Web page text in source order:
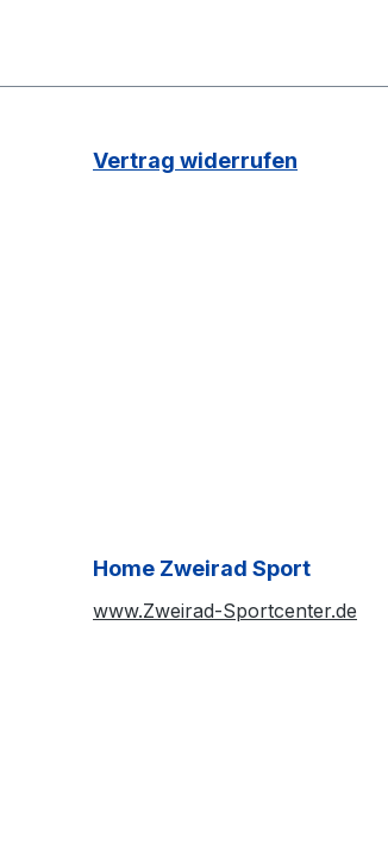
Vertrag widerrufen
Home Zweirad Sport
www.Zweirad-Sportcenter.de